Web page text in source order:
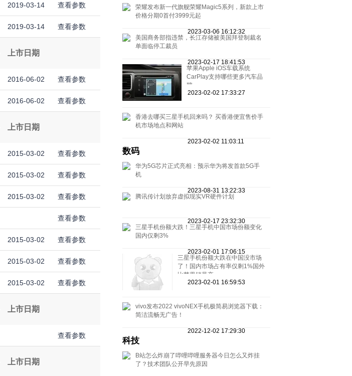
2019-03-14 查看参数
2019-03-14 查看参数
上市日期
2016-06-02 查看参数
2016-06-02 查看参数
上市日期
2015-03-02 查看参数
2015-03-02 查看参数
2015-03-02 查看参数
查看参数
2015-03-02 查看参数
2015-03-02 查看参数
2015-03-02 查看参数
上市日期
查看参数
上市日期
荣耀发布新一代旗舰荣耀Magic5系列，新款上市
价格分期0首付3999元起
2023-03-06 16:12:32
美国商务部指违禁，长江存储被美国拜登制裁名
单面临停工裁员
2023-02-17 18:41:53
苹果Apple iOS车载系统
CarPlay支持哪些更多汽车品
牌
2023-02-02 17:33:27
香港去哪买三星手机回来吗？ 买香港便宜售价手
机市场地点和网站
2023-02-02 11:03:11
数码
华为5G芯片正式亮相：预示华为将发首款5G手
机
2023-08-31 13:22:33
腾讯传计划放弃虚拟现实VR硬件计划
2023-02-17 23:32:30
三星手机份额大跌！三星手机中国市场份额变化
国内仅剩3%
2023-02-01 17:06:15
三星手机份额大跌在中国没市场
了！国内市场占有率仅剩1%国外
比苹果销量高
2023-02-01 16:59:53
vivo发布2022 vivoNEX手机极简易浏览器下载：
简洁流畅无广告！
2022-12-02 17:29:30
科技
B站怎么炸崩了哔哩哔哩服务器今日怎么又炸挂
了？技术团队公开早先原因